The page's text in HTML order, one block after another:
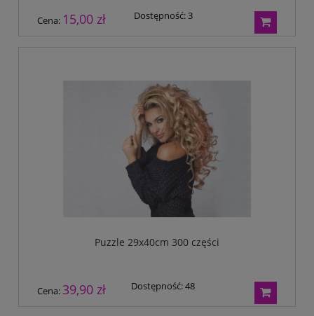
Cena: 15,00 zł Dostępność:3
Puzzle 29x40cm 300 części
Cena: 39,90 zł Dostępność:48